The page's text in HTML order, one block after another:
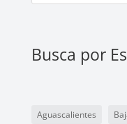
Busca por
Aguascalientes